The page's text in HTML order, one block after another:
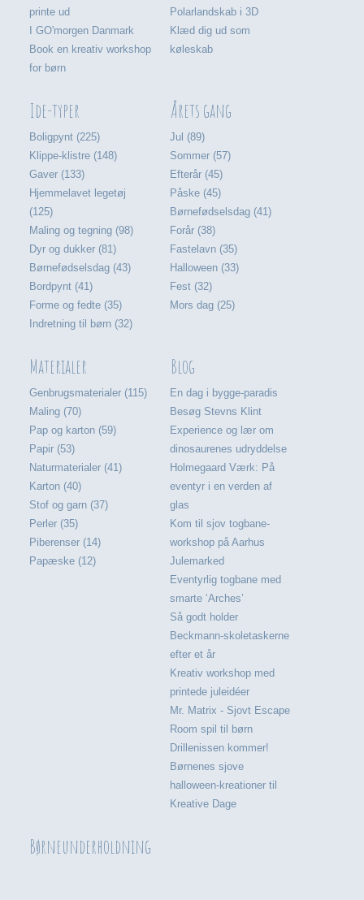
printe ud
I GO'morgen Danmark
Book en kreativ workshop
for børn
Polarlandskab i 3D
Klæd dig ud som
køleskab
Ide-typer
Boligpynt (225)
Klippe-klistre (148)
Gaver (133)
Hjemmelavet legetøj
(125)
Maling og tegning (98)
Dyr og dukker (81)
Børnefødselsdag (43)
Bordpynt (41)
Forme og fedte (35)
Indretning til børn (32)
Årets gang
Jul (89)
Sommer (57)
Efterår (45)
Påske (45)
Børnefødselsdag (41)
Forår (38)
Fastelavn (35)
Halloween (33)
Fest (32)
Mors dag (25)
Materialer
Genbrugsmaterialer (115)
Maling (70)
Pap og karton (59)
Papir (53)
Naturmaterialer (41)
Karton (40)
Stof og garn (37)
Perler (35)
Piberenser (14)
Papæske (12)
Blog
En dag i bygge-paradis
Besøg Stevns Klint
Experience og lær om
dinosaurenes udryddelse
Holmegaard Værk: På
eventyr i en verden af
glas
Kom til sjov togbane-
workshop på Aarhus
Julemarked
Eventyrlig togbane med
smarte ‘Arches’
Så godt holder
Beckmann-skoletaskerne
efter et år
Kreativ workshop med
printede juleidéer
Mr. Matrix - Sjovt Escape
Room spil til børn
Drillenissen kommer!
Børnenes sjove
halloween-kreationer til
Kreative Dage
Børneunderholdning